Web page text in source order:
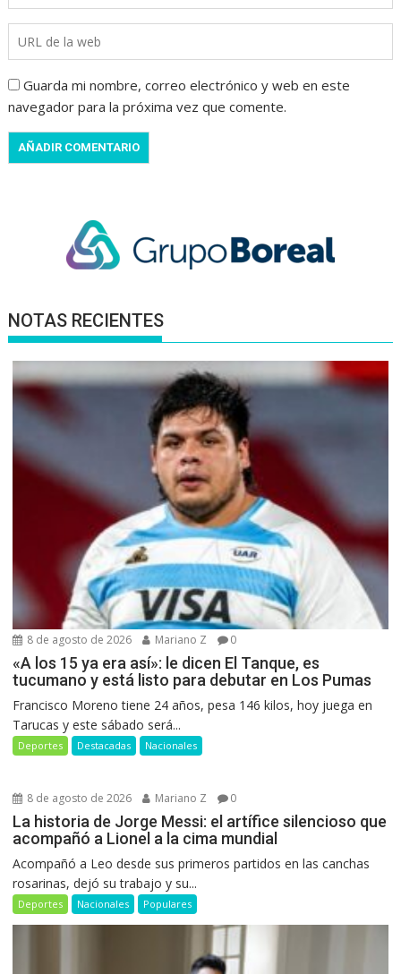
Guarda mi nombre, correo electrónico y web en este
navegador para la próxima vez que comente.
NOTAS RECIENTES
8 de agosto de 2026 Mariano Z 0
«A los 15 ya era así»: le dicen El Tanque, es
tucumano y está listo para debutar en Los Pumas
Francisco Moreno tiene 24 años, pesa 146 kilos, hoy juega en
Tarucas y este sábado será...
Deportes Destacadas Nacionales
8 de agosto de 2026 Mariano Z 0
La historia de Jorge Messi: el artífice silencioso que
acompañó a Lionel a la cima mundial
Acompañó a Leo desde sus primeros partidos en las canchas
rosarinas, dejó su trabajo y su...
Deportes Nacionales Populares